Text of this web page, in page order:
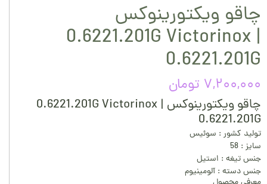
چاقو ویکتورینوکس
0.6221.201G Victorinox |
0.6221.201G
۷,۲۰۰,۰۰۰ تومان
چاقو ویکتورینوکس 0.6221.201G Victorinox |
0.6221.201G
تولید کشور : سوئیس
سایز : 58
جنس تیغه : استیل
جنس دسته : آلومینیوم